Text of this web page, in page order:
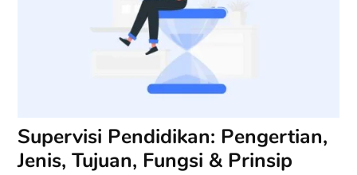
Supervisi Pendidikan: Pengertian,
Jenis, Tujuan, Fungsi & Prinsip